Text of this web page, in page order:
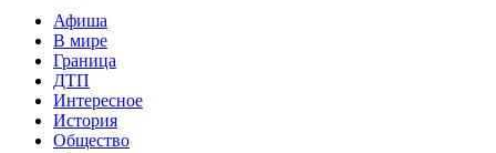
Афиша
В мире
Граница
ДТП
Интересное
История
Общество